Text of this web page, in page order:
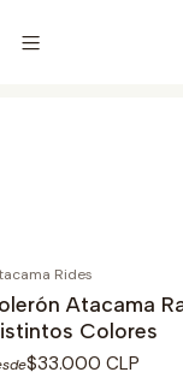
Vive tu próxima
Rides
Atacama
Colores
$33.000 CLP